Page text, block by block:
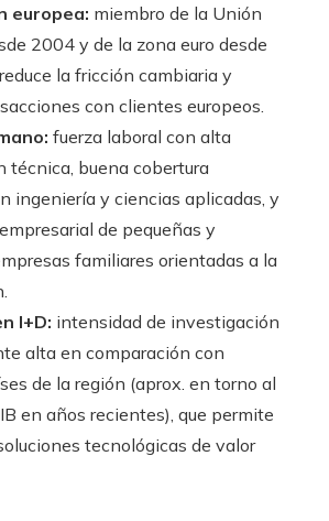
europea: miembro de la Unión
2004 y de la zona euro desde
la fricción cambiaria y
con clientes europeos.
fuerza laboral con alta
técnica, buena cobertura
ingeniería y ciencias aplicadas, y
de pequeñas y
familiares orientadas a la
I+D: intensidad de investigación
alta en comparación con
de la región (aprox. en torno al
en años recientes), que permite
tecnológicas de valor